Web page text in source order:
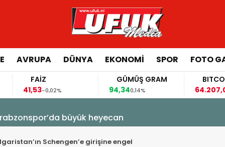
AVRUPA DÜNYA EKONOMI SPOR FOTO
FAİZ
-0,02%
GÜMÜŞ GRAM
94,34
0,14%
BITCOIN
64.207,00-0,29%
büyük heyecan
Schengen’e girişine engel